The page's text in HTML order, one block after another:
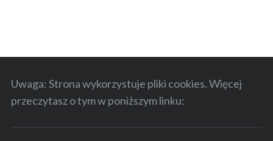
Uwaga: Strona wykorzystuje pliki cookies. Więcej
przeczytasz o tym w poniższym linku:
r
h
f
r